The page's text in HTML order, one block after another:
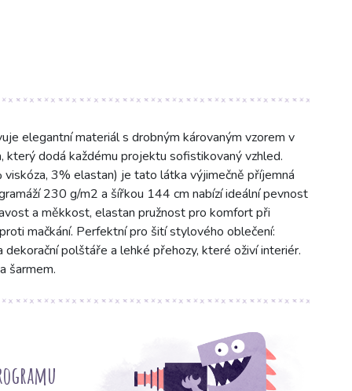
elegantní materiál s drobným károvaným vzorem v
který dodá každému projektu sofistikovaný vzhled.
3% elastan) je tato látka výjimečně příjemná
230 g/m2 a šířkou 144 cm nabízí ideální pevnost
a měkkost, elastan pružnost pro komfort při
mačkání. Perfektní pro šití stylového oblečení:
polštáře a lehké přehozy, které oživí interiér.
šarmem.